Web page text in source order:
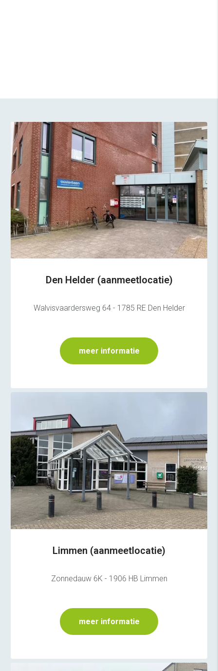
Den Helder (aanmeetlocatie)
Walvisvaardersweg 64 - 1785 RE Den Helder
meer informatie
Limmen (aanmeetlocatie)
Zonnedauw 6K - 1906 HB Limmen
meer informatie